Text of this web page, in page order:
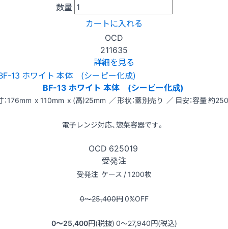
数量
カートに入れる
OCD
211635
詳細を見る
BF-13 ホワイト 本体 (シーピー化成)
：176mm x 110mm x (高)25mm ／ 形状：蓋別売り ／ 目安：容量 約
電子レンジ対応、惣菜容器です。
OCD 625019
受発注
受発注 ケース / 1200枚
0〜25,400円0%OFF
0〜25,400円(税抜) 0〜27,940円(税込)